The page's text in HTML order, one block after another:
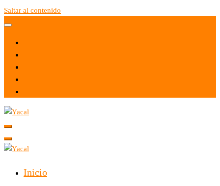
Saltar al contenido
Yacal micro hosting
Inicio